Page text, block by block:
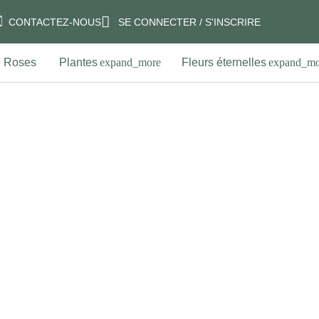
CONTACTEZ-NOUS SE CONNECTER / S'INSCRIRE
Fleurs éternelles Petits prix Cadeaux